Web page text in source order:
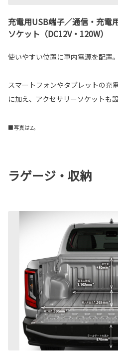
充電用USB端子／通信・充電
ソケット（DC12V・120W）
使いやすい位置に車内電源を配置。
スマートフォンやタブレットの充
に加え、アクセサリーソケットも
■写真はZ。
ラゲージ・収納